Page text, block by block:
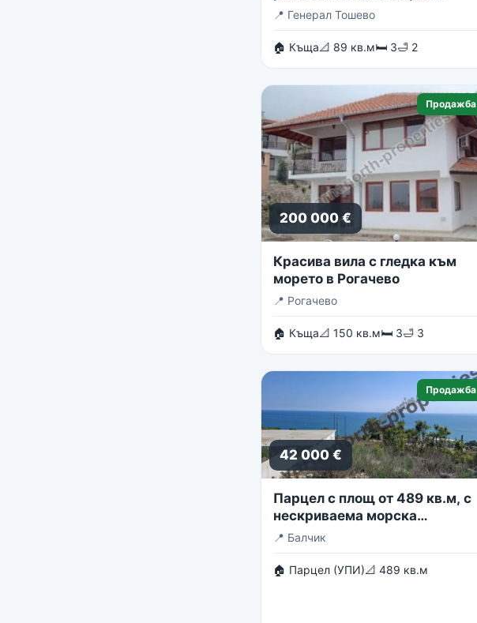
Тошево
📍 Генерал Тошево
🏠 Къща📐 89 кв.м🛏 3🛁 2
Продажба
200 000 €
Красива вила с гледка към
морето в Рогачево
📍 Рогачево
🏠 Къща📐 150 кв.м🛏 3🛁 3
Продажба
42 000 €
Парцел с площ от 489 кв.м, с
нескриваема морска
панорама
📍 Балчик
🏠 Парцел (УПИ)📐 489 кв.м